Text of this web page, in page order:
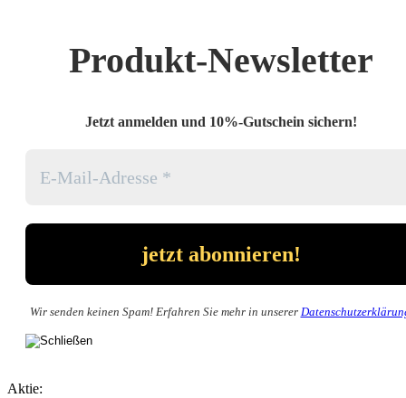
Produkt-Newsletter
Jetzt anmelden und 10%-Gutschein sichern!
Wir senden keinen Spam! Erfahren Sie mehr in unserer
Aktie: